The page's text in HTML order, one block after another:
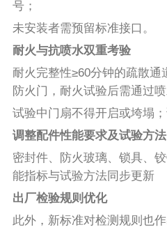
号；
未安装者需预留标准接口。
耐火与抗喷水双重考验
耐火完整性≥60分钟的疏散通
防火门，耐火试验后需通过
试验中门扇不得开启或垮塌
调整配件性能要求及试验方法
密封件、防火玻璃、锁具、
能指标与试验方法同步更新
出厂检验规则优化
此外，新标准对检测规则也作